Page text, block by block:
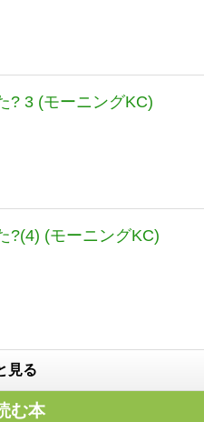
? 3 (モーニングKC)
?(4) (モーニングKC)
見る
む本